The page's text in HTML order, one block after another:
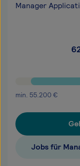
Manager
min. 55.200 €
Jobs für